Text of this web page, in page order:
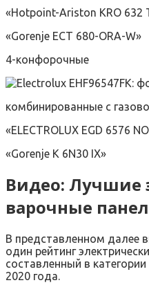
«Hotpoint-Ariston KRO 632
«Gorenje ECT 680-ORA-W»
4-конфорочные
комбинированные с
«ELECTROLUX EGD 6576
«Gorenje K 6N30 IX»
Видео: Лучшие
варочные
В представленном далее
один рейтинг
составленный в
2020 года.